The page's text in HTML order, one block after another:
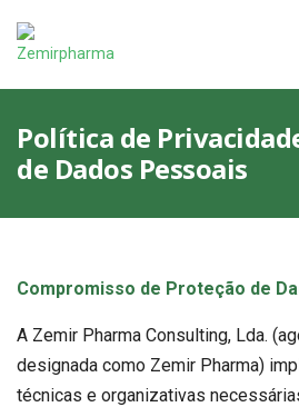
Política de
de Dados Pessoais
Compromisso de Proteção de
A Zemir Pharma Consulting, Lda.
designada como Zemir Pharma)
técnicas e organizativas